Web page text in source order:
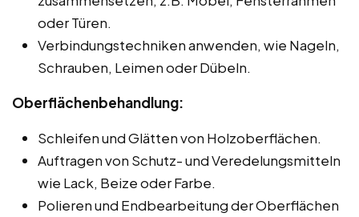
oder Türen.
Verbindungstechniken anwenden, wie Nageln,
Schrauben, Leimen oder Dübeln.
Oberflächenbehandlung:
Schleifen und Glätten von Holzoberflächen.
Auftragen von Schutz- und Veredelungsmitteln
wie Lack, Beize oder Farbe.
Polieren und Endbearbeitung der Oberflächen